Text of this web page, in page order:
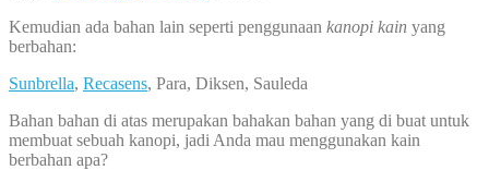
Kemudian ada bahan lain seperti penggunaan kanopi kain yang
berbahan:
Sunbrella, Recasens, Para, Diksen, Sauleda
Bahan bahan di atas merupakan bahakan bahan yang di buat untuk
membuat sebuah kanopi, jadi Anda mau menggunakan kain
berbahan apa?